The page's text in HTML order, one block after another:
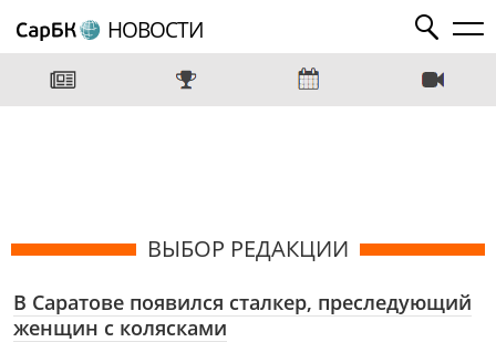
НОВОСТИ
ВЫБОР РЕДАКЦИИ
В Саратове появился сталкер, преследующий
женщин с колясками